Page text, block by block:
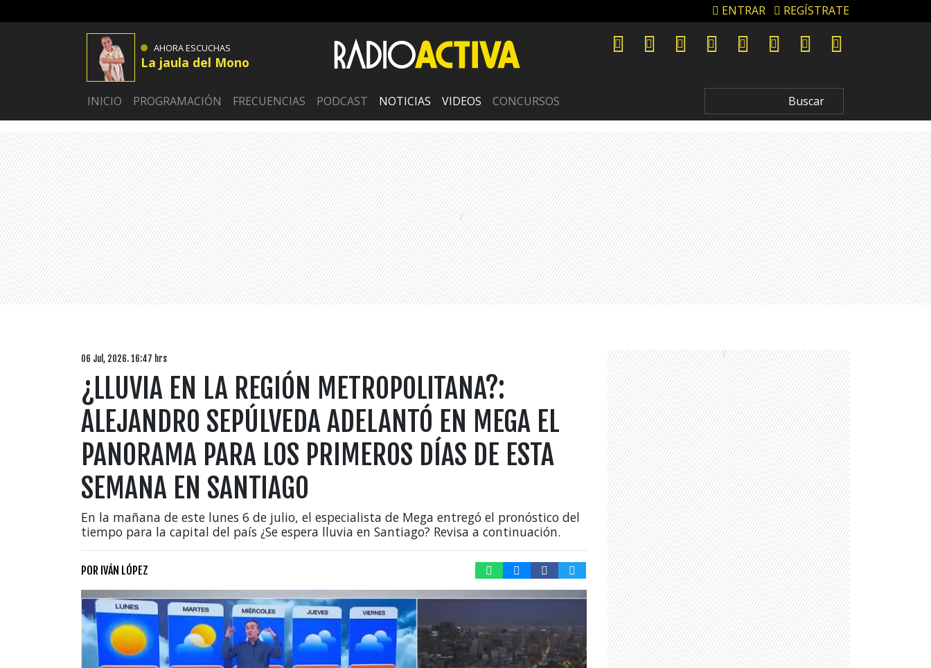
ENTRAR REGÍSTRATE
AHORA ESCUCHAS
La jaula del Mono
INICIO PROGRAMACIÓN FRECUENCIAS PODCAST NOTICIAS VIDEOS CONCURSOS
06 Jul, 2026. 16:47 hrs
¿LLUVIA EN LA REGIÓN METROPOLITANA?:
ALEJANDRO SEPÚLVEDA ADELANTÓ EN MEGA EL
PANORAMA PARA LOS PRIMEROS DÍAS DE ESTA
SEMANA EN SANTIAGO
En la mañana de este lunes 6 de julio, el especialista de Mega entregó el pronóstico del
tiempo para la capital del país ¿Se espera lluvia en Santiago? Revisa a continuación.
POR IVÁN LÓPEZ